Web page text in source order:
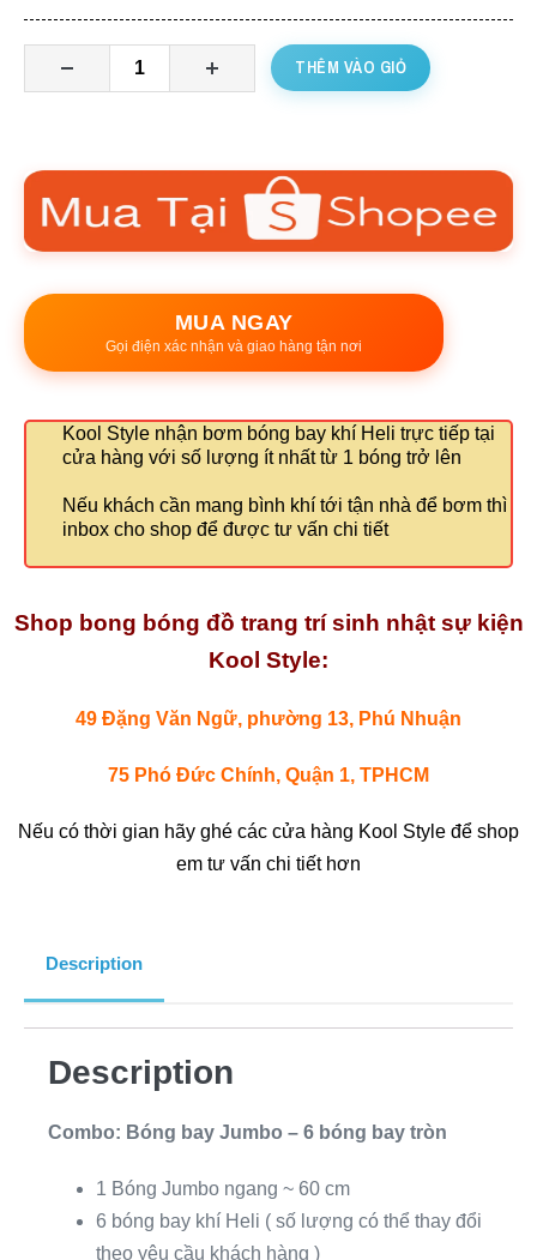
THÊM VÀO GIỎ
MUA NGAY
Gọi điện xác nhận và giao hàng tận nơi
Kool Style nhận bơm bóng bay khí Heli trực tiếp tại
cửa hàng với số lượng ít nhất từ 1 bóng trở lên
Nếu khách cần mang bình khí tới tận nhà để bơm thì
inbox cho shop để được tư vấn chi tiết
Shop bong bóng đồ trang trí sinh nhật sự kiện
Kool Style:
49 Đặng Văn Ngữ, phường 13, Phú Nhuận
75 Phó Đức Chính, Quận 1, TPHCM
Nếu có thời gian hãy ghé các cửa hàng Kool Style để shop
em tư vấn chi tiết hơn
Description
Description
Combo: Bóng bay Jumbo – 6 bóng bay tròn
1 Bóng Jumbo ngang ~ 60 cm
6 bóng bay khí Heli ( số lượng có thể thay đổi
theo yêu cầu khách hàng )